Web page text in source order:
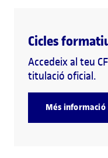
Cicles
Accedeix al teu
titulació oficial.
Més informació